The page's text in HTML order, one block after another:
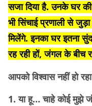
सजा दिया है. उनके घर
भी सिंचाई प्रणाली से
मिलेंगे. इनका घर इतना
रह रही हों, जंगल के बीच
आपको विश्वास नहीं हो
1. या हू… चाहे कोई मुझे